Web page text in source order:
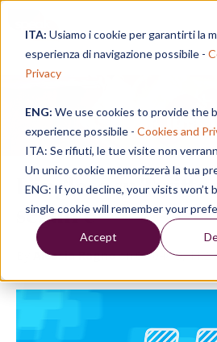
ITA: Usiamo i cookie per garantirti la
esperienza di navigazione possibile -
Privacy
ENG: We use cookies to provide the
experience possibile - Cookies and
ITA: Se rifiuti, le tue visite non
Un unico cookie memorizzerà la tua
ENG: If you decline, your visits won’t
single cookie will remember your
Accept
Speak in a
L’inglese su
seguire
Alessia Ragnoon 09/04/19, 11:24